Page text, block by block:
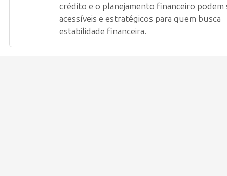
crédito e o planejamento financeiro podem
acessíveis e estratégicos para quem busca
estabilidade financeira.